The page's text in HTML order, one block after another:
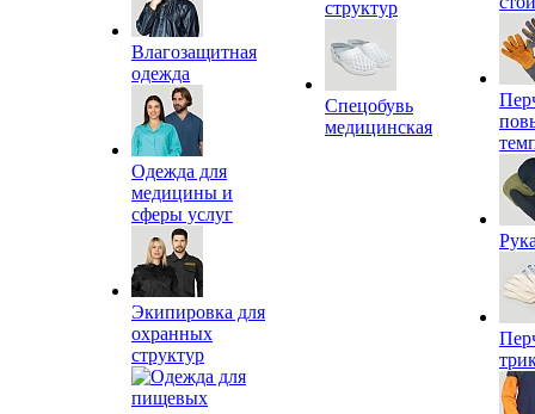
Влагозащитная
одежда
Одежда для
медицины и
сферы услуг
Экипировка для
охранных
структур
структур
Спецобувь
медицинская